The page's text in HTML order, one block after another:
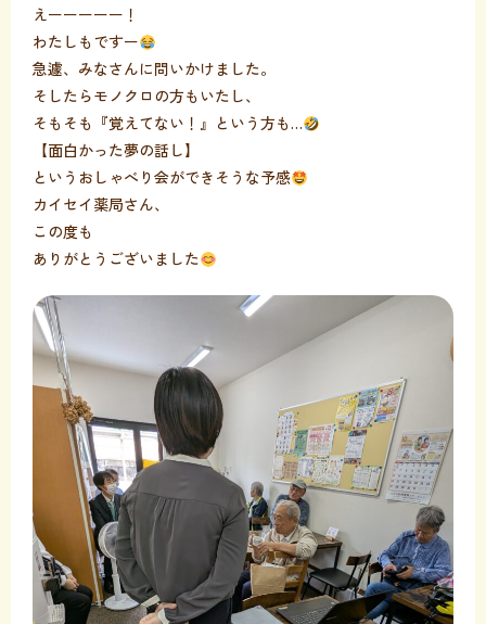
えーーーーー！
わたしもですー
急遽、みなさんに問いかけました。
そしたらモノクロの方もいたし、
そもそも『覚えてない！』という方も…
【面白かった夢の話し】
というおしゃべり会ができそうな予感
カイセイ薬局さん、
この度も
ありがとうございました